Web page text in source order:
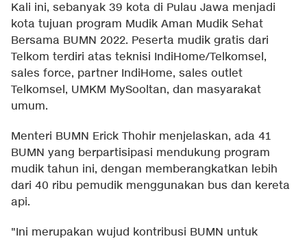
Kali ini, sebanyak 39 kota di Pulau Jawa menjadi
kota tujuan program Mudik Aman Mudik Sehat
Bersama BUMN 2022. Peserta mudik gratis dari
Telkom terdiri atas teknisi IndiHome/Telkomsel,
sales force, partner IndiHome, sales outlet
Telkomsel, UMKM MySooltan, dan masyarakat
umum.
Menteri BUMN Erick Thohir menjelaskan, ada 41
BUMN yang berpartisipasi mendukung program
mudik tahun ini, dengan memberangkatkan lebih
dari 40 ribu pemudik menggunakan bus dan kereta
api.
"Ini merupakan wujud kontribusi BUMN untuk